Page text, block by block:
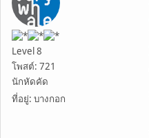
Level 8
โพสต์: 721
นักหัดคัด
ที่อยู่: บางกอก